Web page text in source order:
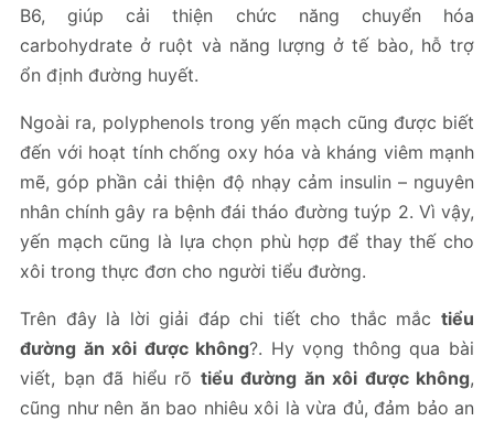
B6, giúp cải thiện chức năng chuyển hóa
carbohydrate ở ruột và năng lượng ở tế bào, hỗ trợ
ổn định đường huyết.
Ngoài ra, polyphenols trong yến mạch cũng được biết
đến với hoạt tính chống oxy hóa và kháng viêm mạnh
mẽ, góp phần cải thiện độ nhạy cảm insulin – nguyên
nhân chính gây ra bệnh đái tháo đường tuýp 2. Vì vậy,
yến mạch cũng là lựa chọn phù hợp để thay thế cho
xôi trong thực đơn cho người tiểu đường.
Trên đây là lời giải đáp chi tiết cho thắc mắc tiểu
đường ăn xôi được không?. Hy vọng thông qua bài
viết, bạn đã hiểu rõ tiểu đường ăn xôi được không,
cũng như nên ăn bao nhiêu xôi là vừa đủ, đảm bảo an